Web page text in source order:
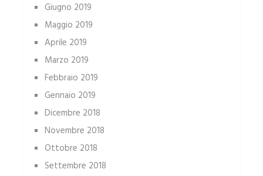
Giugno 2019
Maggio 2019
Aprile 2019
Marzo 2019
Febbraio 2019
Gennaio 2019
Dicembre 2018
Novembre 2018
Ottobre 2018
Settembre 2018